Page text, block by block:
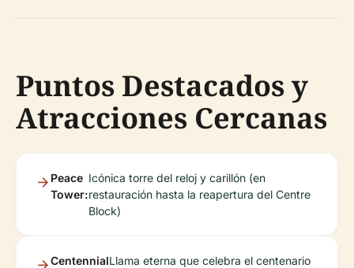
Puntos Destacados y
Atracciones Cercanas
Peace
Tower:
Icónica torre del reloj y carillón (en
restauración hasta la reapertura del Centre
Block)
CentennialLlama eterna que celebra el centenario